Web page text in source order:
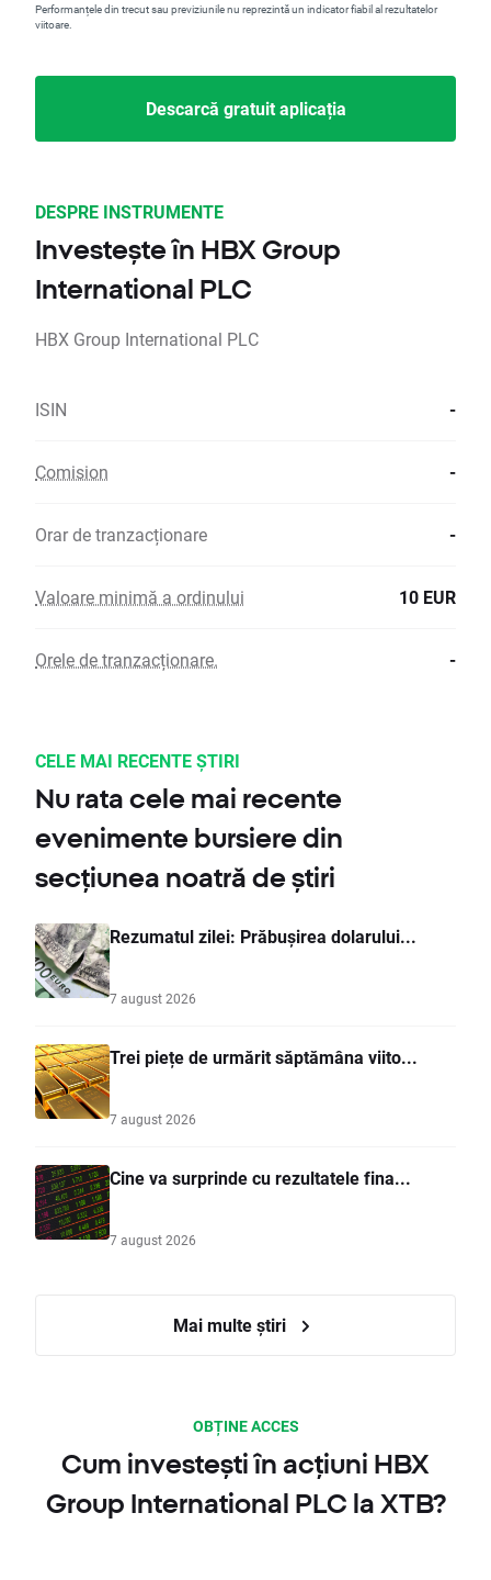
Performanțele din trecut sau previziunile nu reprezintă un indicator fiabil al rezultatelor
viitoare.
Descarcă gratuit aplicația
DESPRE INSTRUMENTE
Investește în HBX Group
International PLC
HBX Group International PLC
ISIN -
Comision -
Orar de tranzacționare -
Valoare minimă a ordinului 10 EUR
Orele de tranzacționare. -
CELE MAI RECENTE ȘTIRI
Nu rata cele mai recente
evenimente bursiere din
secțiunea noatră de știri
Rezumatul zilei: Prăbușirea dolarului...
7 august 2026
Trei piețe de urmărit săptămâna viito...
7 august 2026
Cine va surprinde cu rezultatele fina...
7 august 2026
Mai multe știri
OBȚINE ACCES
Cum investești în acțiuni HBX
Group International PLC la XTB?